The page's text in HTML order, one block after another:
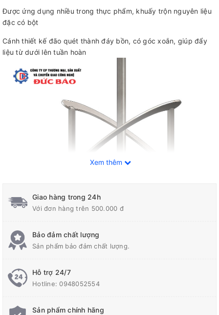
Được ứng dụng nhiều trong thực phẩm, khuấy trộn nguyên liệu
đặc có bột
Cánh thiết kế đão quét thành đáy bồn, có góc xoắn, giúp đẩy
liệu từ dưới lên tuần hoàn
TRỤC CÁNH KHUẤY RIBBON
Được ứng dụng nhiều trong thực phẩm, khuấy trộn nguyên liệu
Xem thêm
Giao hàng trong 24h
Với đơn hàng trên 500.000 đ
Bảo đảm chất lượng
Sản phẩm bảo đảm chất lượng.
Hỗ trợ 24/7
Hotline:0948052554
Sản phẩm chính hãng